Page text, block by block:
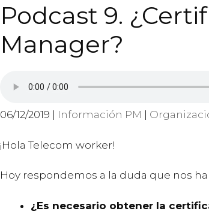
Podcast 9.
Manager?
06/12/2019 | Información PM
¡Hola Telecom worker!
Hoy respondemos a la duda que nos
¿Es necesario obtener la